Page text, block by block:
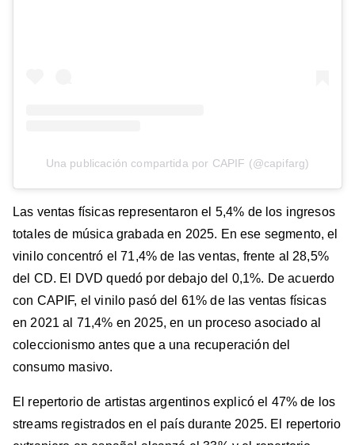
Una publicación compartida por CAPIF (@capifarg)
Las ventas físicas representaron el 5,4% de los ingresos
totales de música grabada en 2025. En ese segmento, el
vinilo concentró el 71,4% de las ventas, frente al 28,5%
del CD. El DVD quedó por debajo del 0,1%. De acuerdo
con CAPIF, el vinilo pasó del 61% de las ventas físicas
en 2021 al 71,4% en 2025, en un proceso asociado al
coleccionismo antes que a una recuperación del
consumo masivo.
El repertorio de artistas argentinos explicó el 47% de los
streams registrados en el país durante 2025. El repertorio